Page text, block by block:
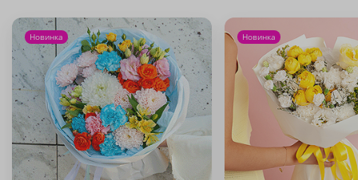
Новинка Новинка